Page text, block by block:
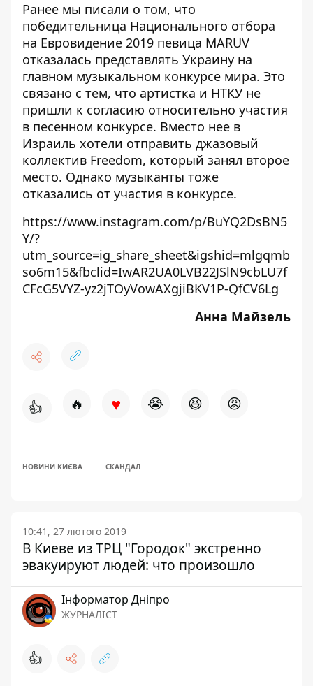
Ранее мы писали о том, что
победительница Национального отбора
на Евровидение 2019 певица MARUV
отказалась представлять Украину на
главном музыкальном конкурсе мира. Это
связано с тем, что артистка и НТКУ не
пришли к согласию относительно участия
в песенном конкурсе. Вместо нее в
Израиль хотели отправить джазовый
коллектив Freedom, который занял второе
место. Однако музыканты тоже
отказались от участия в конкурсе.
https://www.instagram.com/p/BuYQ2DsBN5
Y/?
utm_source=ig_share_sheet&igshid=mlgqmb
so6m15&fbclid=IwAR2UA0LVB22JSlN9cbLU7f
CFcG5VYZ-yz2jTOyVowAXgjiBKV1P-QfCV6Lg
Анна Майзель
👍 🔥 ♥ 😭 😆 😡
НОВИНИ КИЄВА СКАНДАЛ
10:41, 27 лютого 2019
В Киеве из ТРЦ "Городок" экстренно
эвакуируют людей: что произошло
Інформатор Дніпро
ЖУРНАЛІСТ
👍